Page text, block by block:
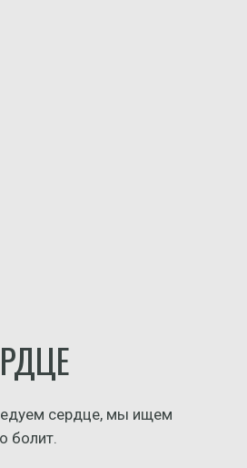
сердце, мы ищем
болит.